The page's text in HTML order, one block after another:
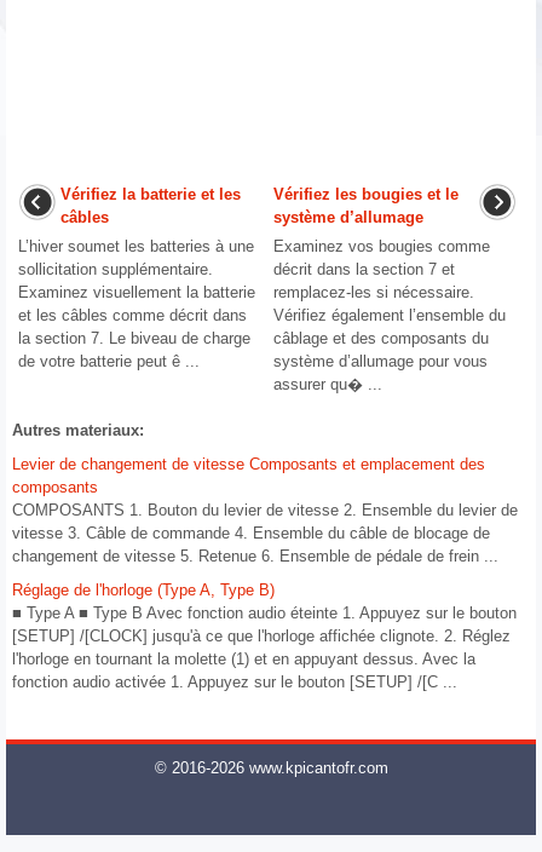
Vérifiez la batterie et les
câbles
L’hiver soumet les batteries à une
sollicitation supplémentaire.
Examinez visuellement la batterie
et les câbles comme décrit dans
la section 7. Le biveau de charge
de votre batterie peut ê ...
Vérifiez les bougies et le
système d’allumage
Examinez vos bougies comme
décrit dans la section 7 et
remplacez-les si nécessaire.
Vérifiez également l’ensemble du
câblage et des composants du
système d’allumage pour vous
assurer qu� ...
Autres materiaux:
Levier de changement de vitesse Composants et emplacement des
composants
COMPOSANTS 1. Bouton du levier de vitesse 2. Ensemble du levier de
vitesse 3. Câble de commande 4. Ensemble du câble de blocage de
changement de vitesse 5. Retenue 6. Ensemble de pédale de frein ...
Réglage de l'horloge (Type A, Type B)
■ Type A ■ Type B Avec fonction audio éteinte 1. Appuyez sur le bouton
[SETUP] /[CLOCK] jusqu'à ce que l'horloge affichée clignote. 2. Réglez
l'horloge en tournant la molette (1) et en appuyant dessus. Avec la
fonction audio activée 1. Appuyez sur le bouton [SETUP] /[C ...
© 2016-2026 www.kpicantofr.com